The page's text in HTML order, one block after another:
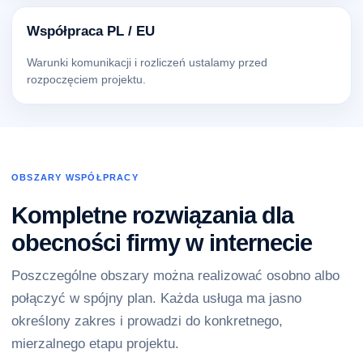
Współpraca PL / EU
Warunki komunikacji i rozliczeń ustalamy przed
rozpoczęciem projektu.
OBSZARY WSPÓŁPRACY
Kompletne rozwiązania dla
obecności firmy w internecie
Poszczególne obszary można realizować osobno albo
połączyć w spójny plan. Każda usługa ma jasno
określony zakres i prowadzi do konkretnego,
mierzalnego etapu projektu.